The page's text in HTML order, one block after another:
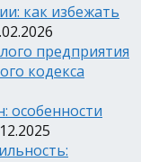
как избежать
предприятия
кодекса
особенности